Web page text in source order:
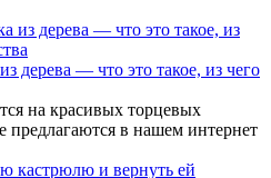
дерева — что это такое, из чего
на красивых торцевых
предлагаются в нашем интернет